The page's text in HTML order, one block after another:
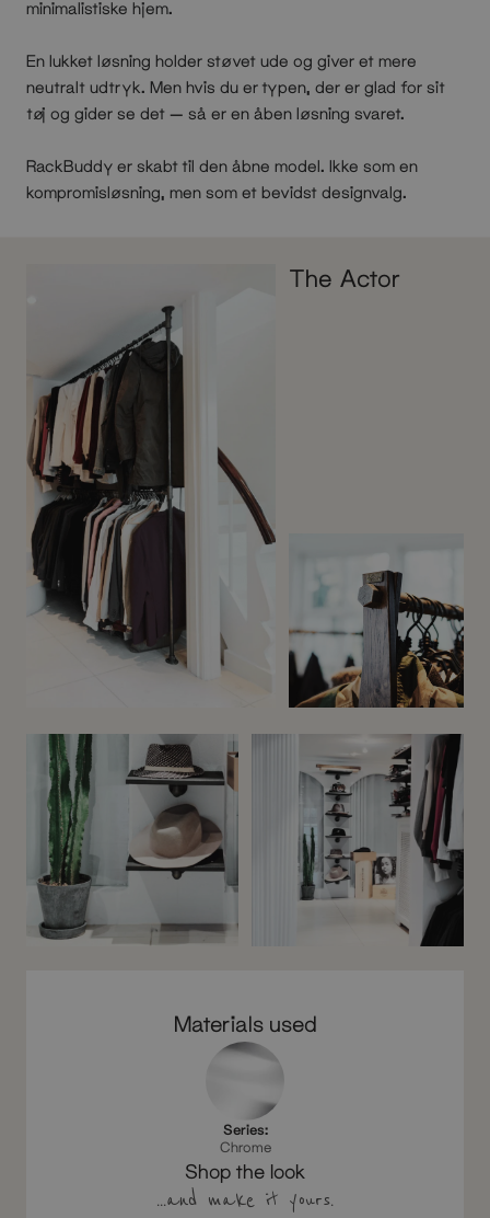
minimalistiske hjem.
En lukket løsning holder støvet ude og giver et mere
neutralt udtryk. Men hvis du er typen, der er glad for sit
tøj og gider se det — så er en åben løsning svaret.
RackBuddy er skabt til den åbne model. Ikke som en
kompromisløsning, men som et bevidst designvalg.
The Actor
Before After
Materials used
Series:
Chrome
Shop the look
...and make it yours.